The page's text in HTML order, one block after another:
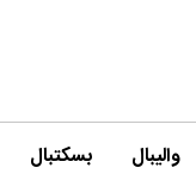
والیبال بسکتبال